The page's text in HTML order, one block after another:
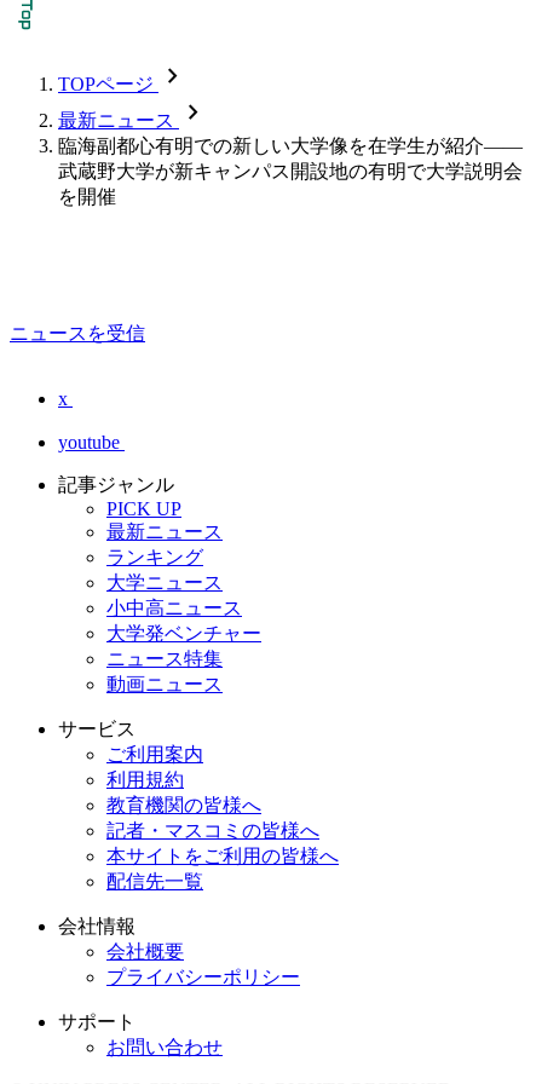
TOPページ chevron_forward
最新ニュース chevron_forward
臨海副都心有明での新しい大学像を在学生が紹介――
武蔵野大学が新キャンパス開設地の有明で大学説明会
を開催
ニュースを受信
x
youtube
記事ジャンル
PICK UP
最新ニュース
ランキング
大学ニュース
小中高ニュース
大学発ベンチャー
ニュース特集
動画ニュース
サービス
ご利用案内
利用規約
教育機関の皆様へ
記者・マスコミの皆様へ
本サイトをご利用の皆様へ
配信先一覧
会社情報
会社概要
プライバシーポリシー
サポート
お問い合わせ